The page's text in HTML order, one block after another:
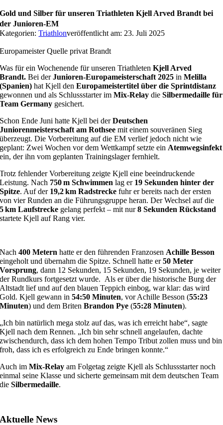
Gold und Silber für unseren Triathleten Kjell Arved Brandt bei
der Junioren-EM
Kategorien:Triathlonveröffentlicht am: 23. Juli 2025
Europameister Quelle privat Brandt
Was für ein Wochenende für unseren TriathletenKjell Arved
Brandt. Bei derJunioren-Europameisterschaft 2025 inMelilla
(Spanien) hat Kjell denEuropameistertitel über die Sprintdistanz
gewonnen und als Schlussstarter imMix-Relay dieSilbermedaille für
Team Germany gesichert.
Schon Ende Juni hatte Kjell bei derDeutschen
Juniorenmeisterschaft am Rothsee mit einem souveränen Sieg
überzeugt. Die Vorbereitung auf die EM verlief jedoch nicht wie
geplant: Zwei Wochen vor dem Wettkampf setzte ein Atemwegsinfekt
ein, der ihn vom geplanten Trainingslager fernhielt.
Trotz fehlender Vorbereitung zeigte Kjell eine beeindruckende
Leistung. Nach 750 m Schwimmen lag er 19 Sekunden hinter der
Spitze. Auf der 19,2 km Radstrecke fuhr er bereits nach der ersten
von vier Runden an die Führungsgruppe heran. Der Wechsel auf die
5 km Laufstrecke gelang perfekt – mit nur8 Sekunden Rückstand
startete Kjell auf Rang vier.
Nach400 Metern hatte er den führenden Franzosen Achille Besson
eingeholt und übernahm die Spitze. Schnell hatte er50 Meter
Vorsprung, dann 12 Sekunden, 15 Sekunden, 19 Sekunden, je weiter
der Rundkurs fortgesetzt wurde. Als er über die historische Burg der
Altstadt lief und auf den blauen Teppich einbog, war klar: das wird
Gold. Kjell gewann in54:50 Minuten, vor Achille Besson (55:23
Minuten) und dem BritenBrandon Pye (55:28 Minuten).
„Ich bin natürlich mega stolz auf das, was ich erreicht habe“, sagte
Kjell nach dem Rennen. „Ich bin sehr schnell angelaufen, dachte
zwischendurch, dass ich dem hohen Tempo Tribut zollen muss und bin
froh, dass ich es erfolgreich zu Ende bringen konnte.“
Auch imMix-Relay am Folgetag zeigte Kjell als Schlussstarter noch
einmal seine Klasse und sicherte gemeinsam mit dem deutschen Team
dieSilbermedaille.
Aktuelle News